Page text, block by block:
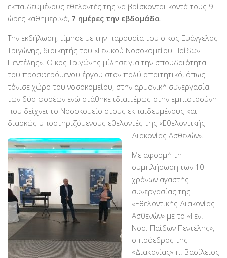
Τομείς
Διακονία Κατ οίκον
Φιλοξενία Κατ οίκον
Συνεργαζόμενοι Φορείς
Εκδηλώσεις
Ανακοινώσεις
Αρχείο Ανακοινώσεων
Υποστηρικτές
Δωρητές
Χορηγοί
Χορηγοί Επικοινωνίας
Επικοινωνία
εκπαιδευμένους εθελοντές της να βρίσκονται κοντά τους 9
ώρες καθημερινά, 7 ημέρες την εβδομάδα
Την εκδήλωση, τίμησε με την παρουσία του ο κος Ευάγγελος
Τριγώνης, διοικητής του «Γενικού Νοσοκομείου Παίδων
Πεντέλης». Ο κος Τριγώνης μίλησε για την σπουδαιότητα
του προσφερόμενου έργου στον πολύ απαιτητικό, όπως
τόνισε χώρο του νοσοκομείου, στην αρμονική συνεργασία
των δύο φορέων ενώ στάθηκε ιδιαιτέρως στην εμπιστοσύνη
που δείχνει το Νοσοκομείο στους εκπαιδευμένους και
διαρκώς υποστηριζόμενους εθελοντές της «Εθελοντικής
Διακονίας Ασθενών».
Με αφορμή τη
συμπλήρωση των 10
χρόνων αγαστής
συνεργασίας της
«Εθελοντικής Διακονίας
Ασθενών» με το «Γεν.
Νοσ. Παίδων Πεντέλης»,
ο πρόεδρος της
«Διακονίας» π. Βασίλειος